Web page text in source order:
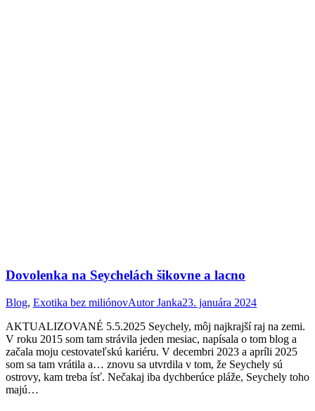
Dovolenka na Seychelách šikovne a lacno
Blog, Exotika bez miliónovAutorJanka23. januára 2024
AKTUALIZOVANÉ 5.5.2025 Seychely, môj najkrajší raj na zemi.
V roku 2015 som tam strávila jeden mesiac, napísala o tom blog a
začala moju cestovateľskú kariéru. V decembri 2023 a apríli 2025
som sa tam vrátila a… znovu sa utvrdila v tom, že Seychely sú
ostrovy, kam treba ísť. Nečakaj iba dychberúce pláže, Seychely toho
majú…